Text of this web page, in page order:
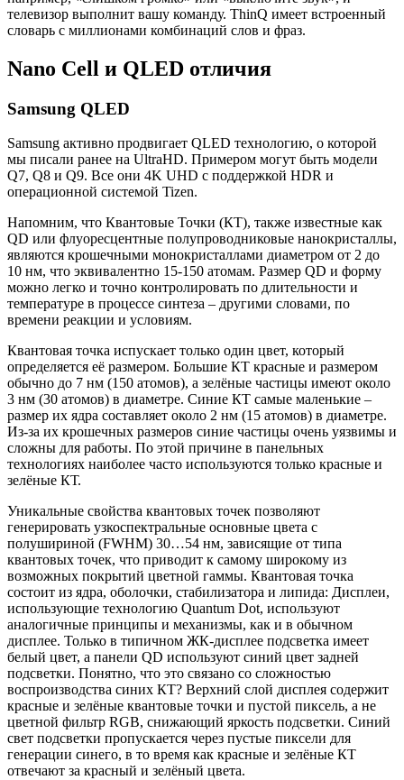
телевизор выполнит вашу команду. ThinQ имеет встроенный
словарь с миллионами комбинаций слов и фраз.
Nano Cell и QLED отличия
Samsung QLED
Samsung активно продвигает QLED технологию, о которой
мы писали ранее на UltraHD. Примером могут быть модели
Q7, Q8 и Q9. Все они 4K UHD с поддержкой HDR и
операционной системой Tizen.
Напомним, что Квантовые Точки (КТ), также известные как
QD или флуоресцентные полупроводниковые нанокристаллы,
являются крошечными монокристаллами диаметром от 2 до
10 нм, что эквивалентно 15-150 атомам. Размер QD и форму
можно легко и точно контролировать по длительности и
температуре в процессе синтеза – другими словами, по
времени реакции и условиям.
Квантовая точка испускает только один цвет, который
определяется её размером. Большие КТ красные и размером
обычно до 7 нм (150 атомов), а зелёные частицы имеют около
3 нм (30 атомов) в диаметре. Синие КТ самые маленькие –
размер их ядра составляет около 2 нм (15 атомов) в диаметре.
Из-за их крошечных размеров синие частицы очень уязвимы и
сложны для работы. По этой причине в панельных
технологиях наиболее часто используются только красные и
зелёные КТ.
Уникальные свойства квантовых точек позволяют
генерировать узкоспектральные основные цвета с
полушириной (FWHM) 30…54 нм, зависящие от типа
квантовых точек, что приводит к самому широкому из
возможных покрытий цветной гаммы. Квантовая точка
состоит из ядра, оболочки, стабилизатора и липида: Дисплеи,
использующие технологию Quantum Dot, используют
аналогичные принципы и механизмы, как и в обычном
дисплее. Только в типичном ЖК-дисплее подсветка имеет
белый цвет, а панели QD используют синий цвет задней
подсветки. Понятно, что это связано со сложностью
воспроизводства синих КТ? Верхний слой дисплея содержит
красные и зелёные квантовые точки и пустой пиксель, а не
цветной фильтр RGB, снижающий яркость подсветки. Синий
свет подсветки пропускается через пустые пиксели для
генерации синего, в то время как красные и зелёные КТ
отвечают за красный и зелёный цвета.